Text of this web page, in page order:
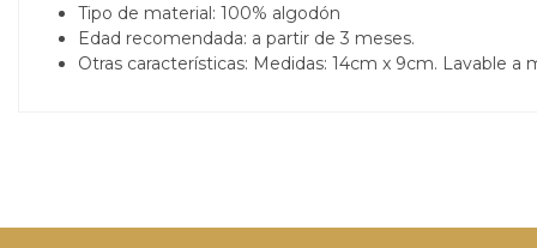
Tipo de material: 100% algodón
Edad recomendada: a partir de 3 meses.
Otras características: Medidas: 14cm x 9cm. Lavable a